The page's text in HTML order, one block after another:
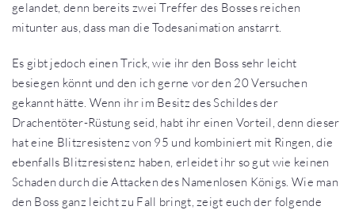
gelandet, denn bereits zwei Treffer des Bosses reichen
mitunter aus, dass man die Todesanimation anstarrt.
Es gibt jedoch einen Trick, wie ihr den Boss sehr leicht
besiegen könnt und den ich gerne vor den 20 Versuchen
gekannt hätte. Wenn ihr im Besitz des Schildes der
Drachentöter-Rüstung seid, habt ihr einen Vorteil, denn dieser
hat eine Blitzresistenz von 95 und kombiniert mit Ringen, die
ebenfalls Blitzresistenz haben, erleidet ihr so gut wie keinen
Schaden durch die Attacken des Namenlosen Königs. Wie man
den Boss ganz leicht zu Fall bringt, zeigt euch der folgende